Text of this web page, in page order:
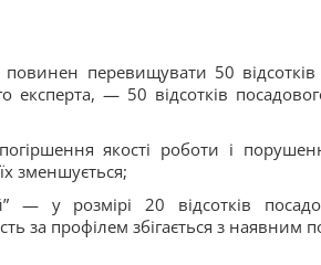
перевищувати 50 відсотків
експерта, — 50 відсотків
якості роботи і
зменшується;
— у розмірі 20 відсотків
за профілем збігається з наявним